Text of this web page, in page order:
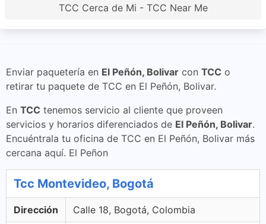
TCC Cerca de Mi - TCC Near Me
Enviar paquetería en El Peñón, Bolivar con TCC o
retirar tu paquete de TCC en El Peñón, Bolivar.
En TCC tenemos servicio al cliente que proveen
servicios y horarios diferenciados de El Peñón, Bolivar.
Encuéntrala tu oficina de TCC en El Peñón, Bolivar más
cercana aquí. El Peñon
Tcc Montevideo, Bogotá
Dirección Calle 18, Bogotá, Colombia